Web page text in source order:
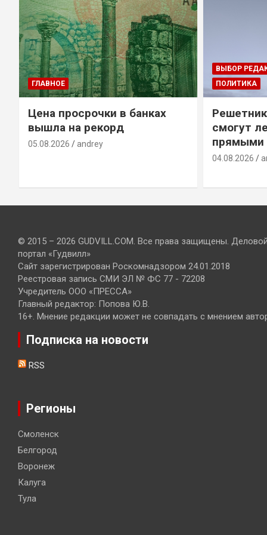
ГЛАВНОЕ
Цена просрочки в банках
вышла на рекорд
05.08.2026 andrey
ВЫБОР
ПОЛИТИКА
смогут
прямыми
04.08.2026
© 2015 – 2026 GUDVILL.COM. Все права защищены.
портал «Гудвилл»
Сайт зарегистрирован Роскомнадзором 24.01.2018
Реестровая запись СМИ ЭЛ № ФС 77 - 72208
Учредитель ООО «ПРЕССА»
Главный редактор: Попова Ю.В.
16+. Мнение редакции может не совпадать с мнением
Подписка на новости
RSS
Регионы
Смоленск
Белгород
Воронеж
Калуга
Тула